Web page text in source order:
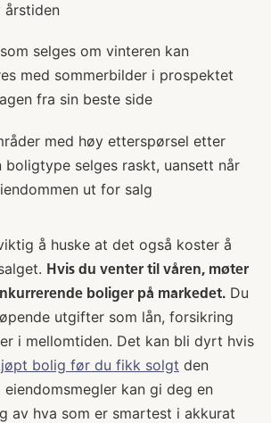
årstiden
selges om vinteren kan
med sommerbilder i prospektet
fra sin beste side
med høy etterspørsel etter
boligtype selges raskt, uansett når
ut for salg
å huske at det også koster å
Hvis du venter til våren, møter
boliger på markedet.Du
utgifter som lån, forsikring
i mellomtiden. Det kan bli dyrt hvis
bolig før du fikk solgt den
kan gi deg en
av hva som er smartest i akkurat